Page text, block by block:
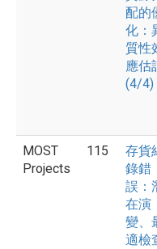
配的
化：
質性
應估
(4/4)
MOST
Projects
115
存貨
錄錯
誤：
在演
變、
適檢